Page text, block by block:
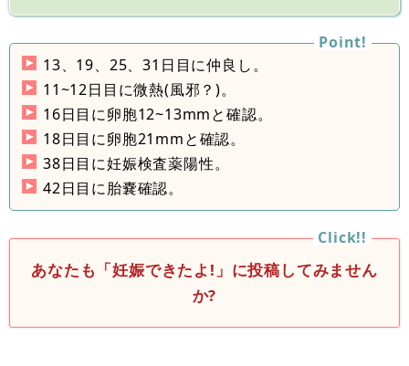
13、19、25、31日目に仲良し。
11~12日目に微熱(風邪？)。
16日目に卵胞12~13mmと確認。
18日目に卵胞21mmと確認。
38日目に妊娠検査薬陽性。
42日目に胎嚢確認。
あなたも「妊娠できたよ!」に投稿してみません
か?